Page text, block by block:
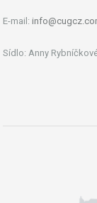
E-mail:
Sídlo: Anny